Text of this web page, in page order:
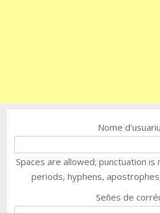
Nome d'usuariu
Spaces are allowed; punctuation
periods, hyphens,
Señes de